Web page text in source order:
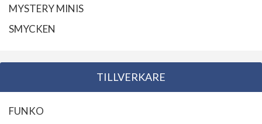
MYSTERY MINIS
SMYCKEN
TILLVERKARE
FUNKO